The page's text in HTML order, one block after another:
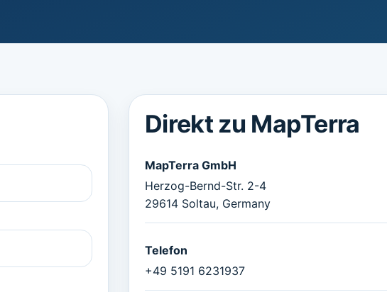
Direkt zu MapTerra
MapTerra GmbH
Herzog-Bernd-Str. 2-4
29614 Soltau, Germany
Telefon
+49 5191 6231937